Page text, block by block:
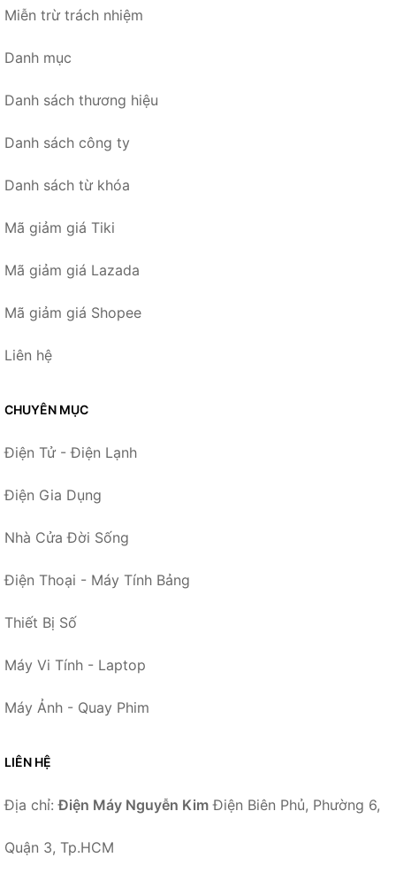
Miễn trừ trách nhiệm
Danh mục
Danh sách thương hiệu
Danh sách công ty
Danh sách từ khóa
Mã giảm giá Tiki
Mã giảm giá Lazada
Mã giảm giá Shopee
Liên hệ
CHUYÊN MỤC
Điện Tử - Điện Lạnh
Điện Gia Dụng
Nhà Cửa Đời Sống
Điện Thoại - Máy Tính Bảng
Thiết Bị Số
Máy Vi Tính - Laptop
Máy Ảnh - Quay Phim
LIÊN HỆ
Địa chỉ:Điện Máy Nguyễn Kim Điện Biên Phủ, Phường 6,
Quận 3, Tp.HCM